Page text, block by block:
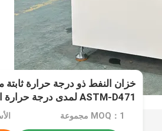
درجةMOQ：1 مجموعة